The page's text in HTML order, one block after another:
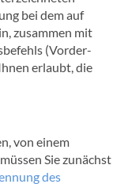
bei dem auf
zusammen mit
(Vorder-
erlaubt, die
von einem
Sie zunächst
des